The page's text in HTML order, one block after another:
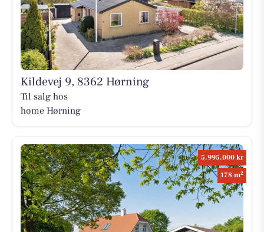
Kildevej 9, 8362 Hørning
Til salg hos
home Hørning
5.995.000 kr
178 m2